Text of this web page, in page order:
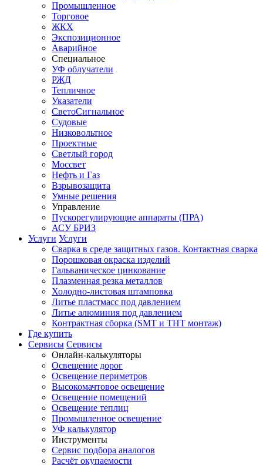
Промышленное
Торговое
ЖКХ
Экспозиционное
Аварийное
Специальное
УФ облучатели
РЖД
Тепличное
Указатели
СветоСигнальное
Судовые
Низковольтное
Проектные
Светлый город
Моссвет
Нефть и Газ
Взрывозащита
Умные решения
Управление
Пускорегулирующие аппараты (ПРА)
АСУ БРИЗ
Услуги Услуги
Сварка в среде защитных газов. Контактная сварка
Порошковая окраска изделий
Гальваническое цинкование
Плазменная резка металлов
Холодно-листовая штамповка
Литье пластмасс под давлением
Литье алюминия под давлением
Контрактная сборка (SMT и THT монтаж)
Где купить
Сервисы Сервисы
Онлайн-калькуляторы
Освещение дорог
Освещение периметров
Высокомачтовое освещение
Освещение помещений
Освещение теплиц
Промышленное освещение
УФ калькулятор
Инструменты
Сервис подбора аналогов
Расчёт окупаемости